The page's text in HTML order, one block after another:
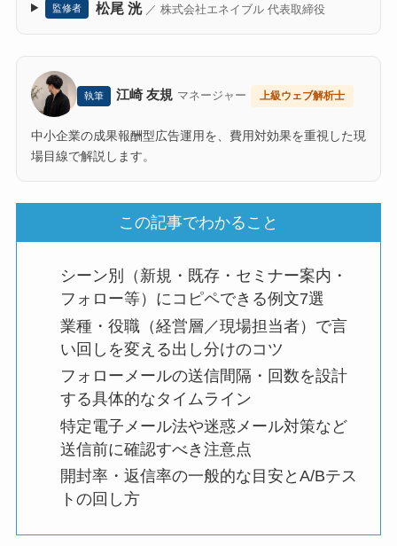
監修者 松尾 洸／ 株式会社エネイブル 代表取締役
執筆 江崎 友規 マネージャー 上級ウェブ解析士
中小企業の成果報酬型広告運用を、費用対効果を重視した現
場目線で解説します。
この記事でわかること
シーン別（新規・既存・セミナー案内・
フォロー等）にコピペできる例文7選
業種・役職（経営層／現場担当者）で言
い回しを変える出し分けのコツ
フォローメールの送信間隔・回数を設計
する具体的なタイムライン
特定電子メール法や迷惑メール対策など
送信前に確認すべき注意点
開封率・返信率の一般的な目安とA/Bテス
トの回し方